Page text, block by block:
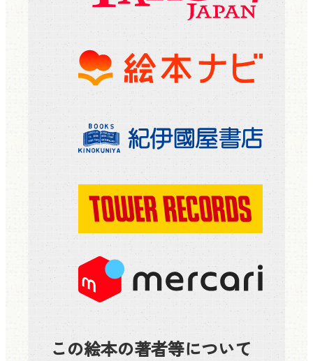
この絵本の著者等について